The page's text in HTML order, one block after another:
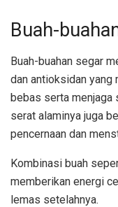
Buah-
Buah-buahan segar
dan antioksidan yang
bebas serta menjaga
serat alaminya juga
pencernaan dan
Kombinasi buah
memberikan energi
lemas setelahnya.